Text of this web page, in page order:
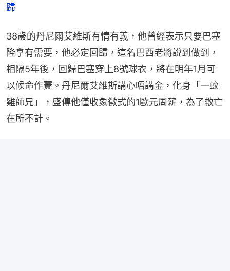
歸
38歲的丹尼爾艾維斯有情有義，他曾經表示只要巴塞
隆拿有需要，他必定回歸，這名巴西老將說到做到，
相隔5年後，回歸巴塞穿上8號球衣，將在明年1月可
以候命作賽。丹尼爾艾維斯講心唔講金，化身「一蚊
雞師兄」，盛傳他僅收象徵式的1歐元周薪，為了救亡
在所不計。